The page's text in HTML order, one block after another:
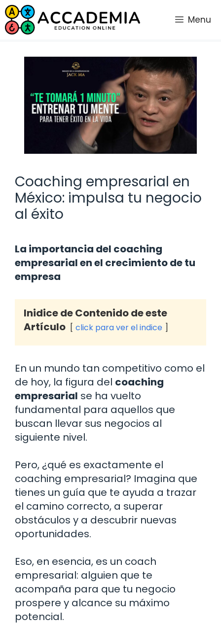
Saltar
al
contenido
Menu
Coaching empresarial en
México: impulsa tu negocio
al éxito
La importancia del coaching
empresarial en el crecimiento de tu
empresa
Inidice de Contenido de este
Artículo
click para ver el indice
En un mundo tan competitivo como el
de hoy, la figura del coaching
empresarial se ha vuelto
fundamental para aquellos que
buscan llevar sus negocios al
siguiente nivel.
Pero, ¿qué es exactamente el
coaching empresarial? Imagina que
tienes un guía que te ayuda a trazar
el camino correcto, a superar
obstáculos y a descubrir nuevas
oportunidades.
Eso, en esencia, es un coach
empresarial: alguien que te
acompaña para que tu negocio
prospere y alcance su máximo
potencial.